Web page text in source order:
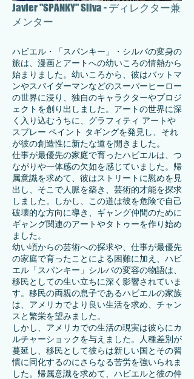
Javier "SPANKY" Silva - ディレクター兼
メンター
ハビエル・「スパンキー」・シルバの変身の
旅は、漫画とアートへの幼いころの情熱から
始まりました。幼いころから、彼はバットマ
ンやスパイダーマンなどのスーパーヒーロー
の世界に浸り、独自のキャラクターやプロジ
ェクトを創り出しました。アートの世界に深
く入り込むうちに、グラフィティ アートや
スプレー ペイント タギングを発見し、それ
が彼の創造性に新たな道を開きました。
仕事が最優先の家庭で育ったハビエルは、つ
ながりや一体感の欠如を感じていました。帰
属意識を求めて、彼はストリートに慰めを見
出し、そこで人脈を築き、芸術的才能を探求
しました。しかし、この道は彼を危険で自己
破壊的な方向に導き、ギャング仲間のために
ギャング関連のアートやタトゥーを作り始め
ました。
幼い頃からの芸術への探求や、仕事が最優先
の家庭で育ったことによる困難に加え、ハビ
エル「スパンキー」シルバの変容の物語は、
移民としての生い立ちに深く影響されていま
す。移民の両親の息子であるハビエルの家族
は、アメリカでより良い生活を求め、チャン
スと繁栄を望みました。
しかし、アメリカでの生活の現実は彼らにカ
ルチャーショックを与えました。人種差別が
蔓延し、移民として彼らは新しい国とその習
慣に同化するのにさらなる苦労を強いられま
した。帰属意識を求めて、ハビエルと彼の仲